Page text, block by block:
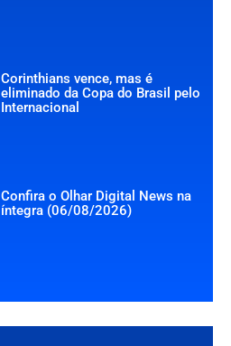
Corinthians vence, mas é
eliminado da Copa do Brasil pelo
Internacional
Confira o Olhar Digital News na
íntegra (06/08/2026)